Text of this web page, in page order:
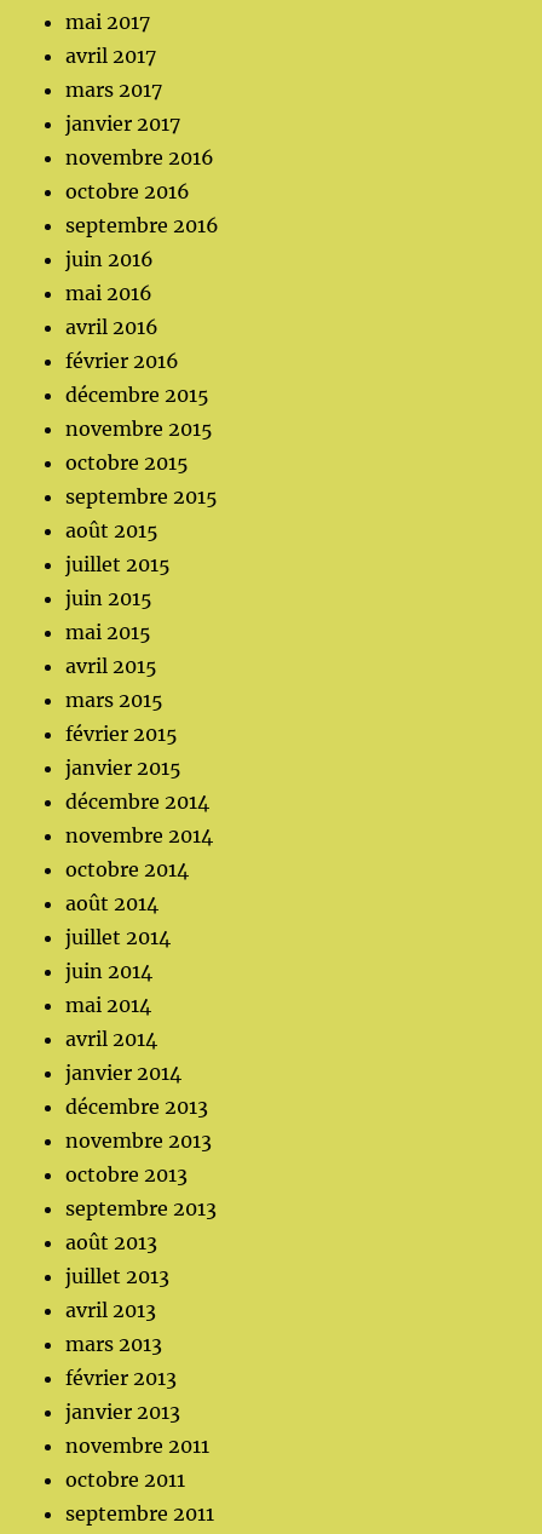
mai 2017
avril 2017
mars 2017
janvier 2017
novembre 2016
octobre 2016
septembre 2016
juin 2016
mai 2016
avril 2016
février 2016
décembre 2015
novembre 2015
octobre 2015
septembre 2015
août 2015
juillet 2015
juin 2015
mai 2015
avril 2015
mars 2015
février 2015
janvier 2015
décembre 2014
novembre 2014
octobre 2014
août 2014
juillet 2014
juin 2014
mai 2014
avril 2014
janvier 2014
décembre 2013
novembre 2013
octobre 2013
septembre 2013
août 2013
juillet 2013
avril 2013
mars 2013
février 2013
janvier 2013
novembre 2011
octobre 2011
septembre 2011